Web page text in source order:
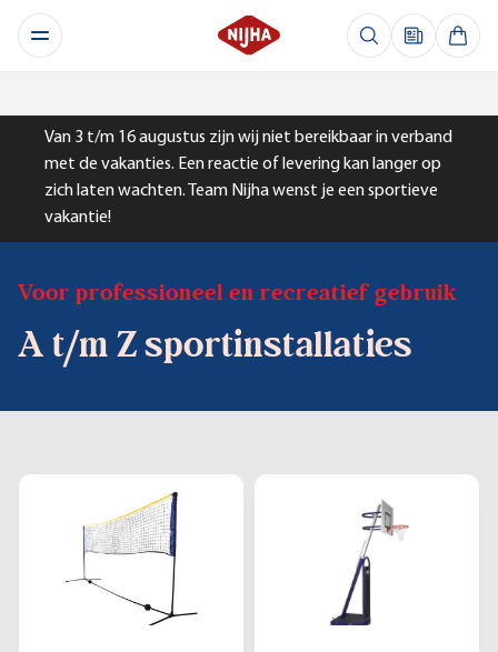
Van 3 t/m 16 augustus zijn wij niet bereikbaar in verband
met de vakanties. Een reactie of levering kan langer op
zich laten wachten. Team Nijha wenst je een sportieve
vakantie!
Voor professioneel en recreatief gebruik
A t/m Z sportinstallaties